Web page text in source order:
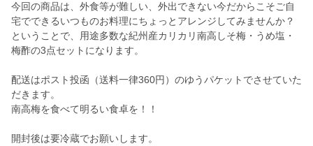
今回の商品は、外食等が難しい、外出できない今だからこそご自
宅でできるいつものお料理にちょっとアレンジしてみませんか？
ということで、用途多数な紀州産カリカリ南高しそ梅・うめ塩・
梅酢の3点セットになります。
配送はポスト投函（送料一律360円）のゆうパケットでさせていた
だきます。
南高梅を食べて明るい食卓を！！
開封後は要冷蔵でお願いします。